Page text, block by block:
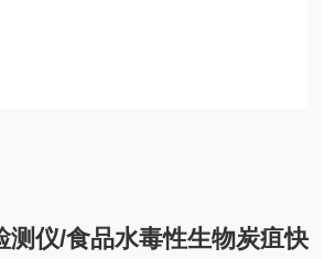
测仪/食品水毒性生物炭疽快